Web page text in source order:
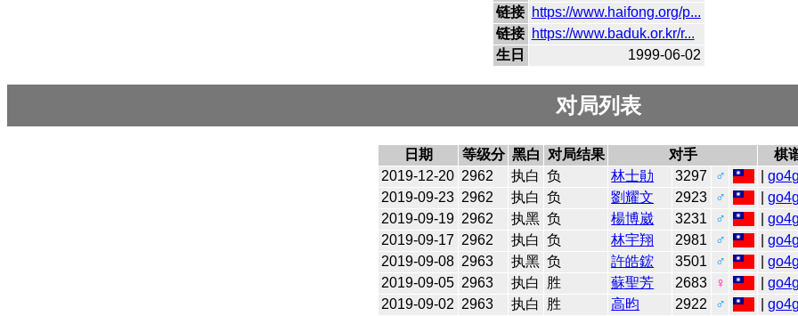
链接 https://www.haifong.org/p...
链接 https://www.baduk.or.kr/r...
生日
1999-06-02
对局列表
日期 等级分 黑白 对局结果 对手
棋
2019-12-20 2962 执白 负 林士勛 3297 ♂ |
2019-09-23 2962 执白 负 劉耀文 2923 ♂ |
2019-09-19 2962 执黑 负 楊博崴 3231 ♂ |
2019-09-17 2962 执白 负 林宇翔 2981 ♂ |
2019-09-08 2963 执黑 负 許皓鋐 3501 ♂ |
2019-09-05 2963 执白 胜 蘇聖芳 2683 ♀ |
2019-09-02 2963 执白 胜 高昀 2922 ♂ |